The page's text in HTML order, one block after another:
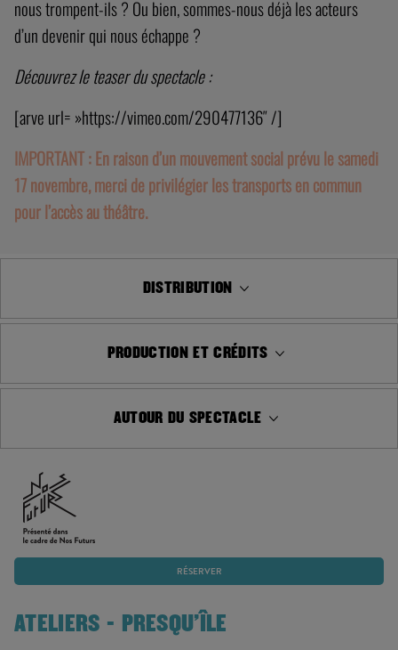
nous trompent-ils ? Ou bien, sommes-nous déjà les acteurs
d’un devenir qui nous échappe ?
Découvrez le teaser du spectacle :
[arve url= »https://vimeo.com/290477136″ /]
IMPORTANT : En raison d’un mouvement social prévu le samedi
17 novembre, merci de privilégier les transports en commun
pour l’accès au théâtre.
DISTRIBUTION
PRODUCTION ET CRÉDITS
AUTOUR DU SPECTACLE
RÉSERVER
ATELIERS - PRESQU'ÎLE